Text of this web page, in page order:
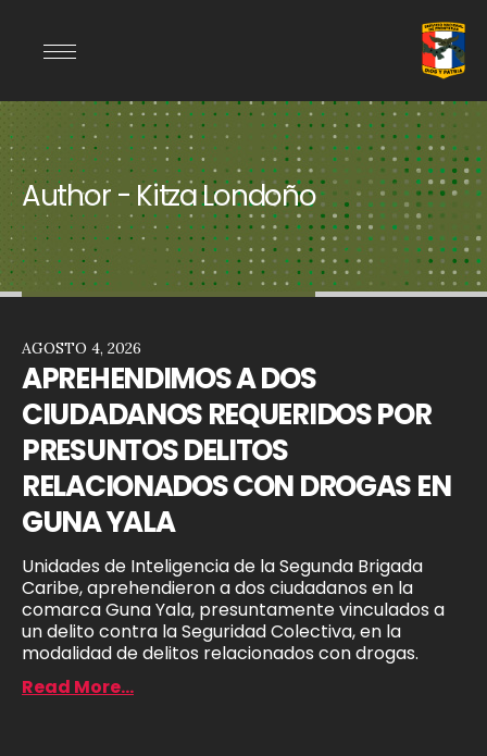
Author - Kitza Londoño
APREHENDIMOS A DOS
CIUDADANOS REQUERIDOS POR
PRESUNTOS DELITOS
RELACIONADOS CON DROGAS EN
GUNA YALA
Unidades de Inteligencia de la Segunda Brigada
Caribe, aprehendieron a dos ciudadanos en la
comarca Guna Yala, presuntamente vinculados a
un delito contra la Seguridad Colectiva, en la
modalidad de delitos relacionados con drogas.
AGOSTO 4, 2026
Read More...